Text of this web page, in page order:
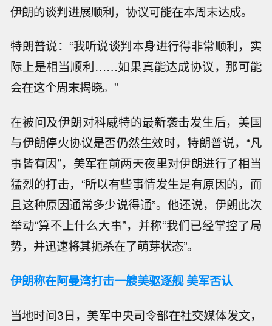
伊朗的谈判进展顺利，协议可能在本周末达成。
特朗普说：“我听说谈判本身进行得非常顺利，实
际上是相当顺利……如果真能达成协议，那可能
会在这个周末揭晓。”
在被问及伊朗对科威特的最新袭击发生后，美国
与伊朗停火协议是否仍然生效时，特朗普说，“凡
事皆有因”，美军在前两天夜里对伊朗进行了相当
猛烈的打击，“所以有些事情发生是有原因的，而
且这种原因通常多少说得通”。他还说，伊朗此次
举动“算不上什么大事”，并称“我们已经掌控了局
势，并迅速将其扼杀在了萌芽状态”。
伊朗称在阿曼湾打击一艘美驱逐舰 美军否认
当地时间3日，美军中央司令部在社交媒体发文，